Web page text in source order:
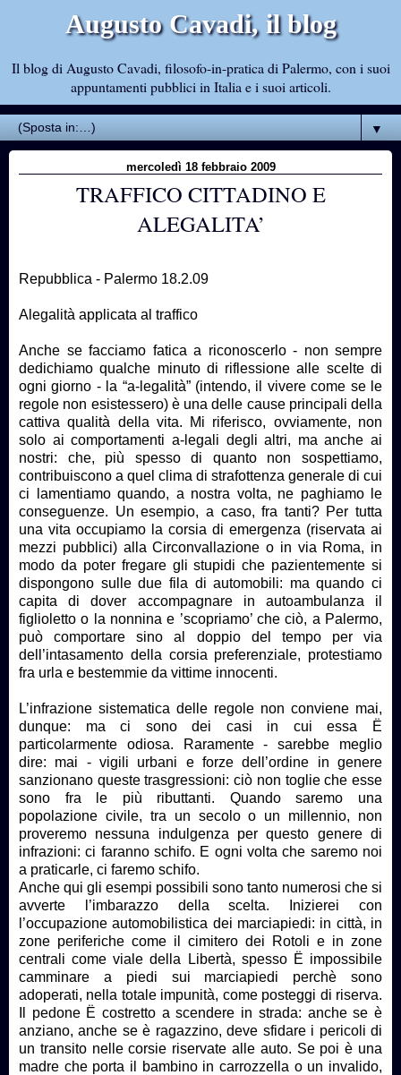
Augusto Cavadi, il blog
Il blog di Augusto Cavadi, filosofo-in-pratica di Palermo, con i suoi
appuntamenti pubblici in Italia e i suoi articoli.
▼
mercoledì 18 febbraio 2009
TRAFFICO CITTADINO E
ALEGALITA’
Repubblica - Palermo 18.2.09
Alegalità applicata al traffico
Anche se facciamo fatica a riconoscerlo - non sempre
dedichiamo qualche minuto di riflessione alle scelte di
ogni giorno - la “a-legalità” (intendo, il vivere come se le
regole non esistessero) è una delle cause principali della
cattiva qualità della vita. Mi riferisco, ovviamente, non
solo ai comportamenti a-legali degli altri, ma anche ai
nostri: che, più spesso di quanto non sospettiamo,
contribuiscono a quel clima di strafottenza generale di cui
ci lamentiamo quando, a nostra volta, ne paghiamo le
conseguenze. Un esempio, a caso, fra tanti? Per tutta
una vita occupiamo la corsia di emergenza (riservata ai
mezzi pubblici) alla Circonvallazione o in via Roma, in
modo da poter fregare gli stupidi che pazientemente si
dispongono sulle due fila di automobili: ma quando ci
capita di dover accompagnare in autoambulanza il
figlioletto o la nonnina e ’scopriamo’ che ciò, a Palermo,
può comportare sino al doppio del tempo per via
dell’intasamento della corsia preferenziale, protestiamo
fra urla e bestemmie da vittime innocenti.
L’infrazione sistematica delle regole non conviene mai,
dunque: ma ci sono dei casi in cui essa Ë
particolarmente odiosa. Raramente - sarebbe meglio
dire: mai - vigili urbani e forze dell’ordine in genere
sanzionano queste trasgressioni: ciò non toglie che esse
sono fra le più ributtanti. Quando saremo una
popolazione civile, tra un secolo o un millennio, non
proveremo nessuna indulgenza per questo genere di
infrazioni: ci faranno schifo. E ogni volta che saremo noi
a praticarle, ci faremo schifo.
Anche qui gli esempi possibili sono tanto numerosi che si
avverte l’imbarazzo della scelta. Inizierei con
l’occupazione automobilistica dei marciapiedi: in città, in
zone periferiche come il cimitero dei Rotoli e in zone
centrali come viale della Libertà, spesso Ë impossibile
camminare a piedi sui marciapiedi perchè sono
adoperati, nella totale impunità, come posteggi di riserva.
Il pedone Ë costretto a scendere in strada: anche se è
anziano, anche se è ragazzino, deve sfidare i pericoli di
un transito nelle corsie riservate alle auto. Se poi è una
madre che porta il bambino in carrozzella o un invalido,